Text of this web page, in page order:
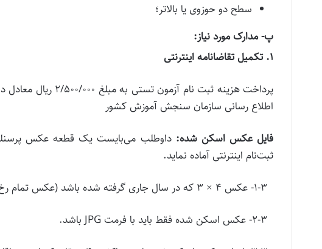
سطح دو حوزوی یا بالاتر؛
پ- مدارک مورد نیاز:
۱. تکمیل تقاضانامه اینترنتی
پرداخت هزینه ثبت
اطلاع رسانی سازمان سنجش آموزش کشور
فایل عکس اسکن شده: داوطلب می‌بایست یک قطعه عکس
ثبت‌نام اینترنتی آماده نماید.